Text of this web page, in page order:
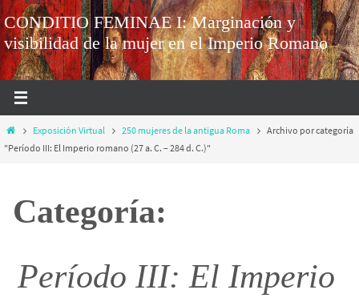
CONDITIO FEMINAE I: Marginación y
visibilidad de la mujer en el Imperio Romano
Exposición Virtual 250 mujeres de la antigua Roma
Archivo por categoría
"Período III: El Imperio romano (27 a. C. – 284 d. C.)"
Categoría:
Período III: El Imperio